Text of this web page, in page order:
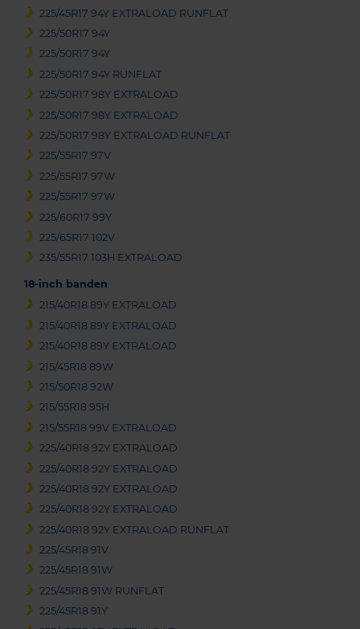
225/45R17 94Y EXTRALOAD RUNFLAT
225/50R17 94Y
225/50R17 94Y
225/50R17 94Y RUNFLAT
225/50R17 98Y EXTRALOAD
225/50R17 98Y EXTRALOAD
225/50R17 98Y EXTRALOAD RUNFLAT
225/55R17 97V
225/55R17 97W
225/55R17 97W
225/60R17 99Y
225/65R17 102V
235/55R17 103H EXTRALOAD
18-inch banden
215/40R18 89Y EXTRALOAD
215/40R18 89Y EXTRALOAD
215/40R18 89Y EXTRALOAD
215/45R18 89W
215/50R18 92W
215/55R18 95H
215/55R18 99V EXTRALOAD
225/40R18 92Y EXTRALOAD
225/40R18 92Y EXTRALOAD
225/40R18 92Y EXTRALOAD
225/40R18 92Y EXTRALOAD
225/40R18 92Y EXTRALOAD RUNFLAT
225/45R18 91V
225/45R18 91W
225/45R18 91W RUNFLAT
225/45R18 91Y